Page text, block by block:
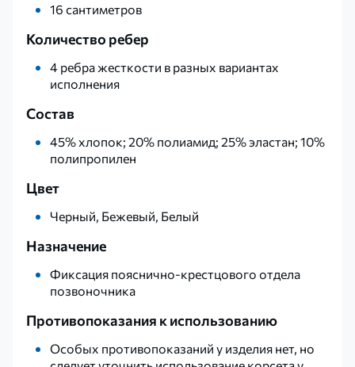
16 сантиметров
Количество ребер
4 ребра жесткости в разных вариантах
исполнения
Состав
45% хлопок; 20% полиамид; 25% эластан; 10%
полипропилен
Цвет
Черный, Бежевый, Белый
Назначение
Фиксация пояснично-крестцового отдела
позвоночника
Противопоказания к использованию
Особых противопоказаний у изделия нет, но